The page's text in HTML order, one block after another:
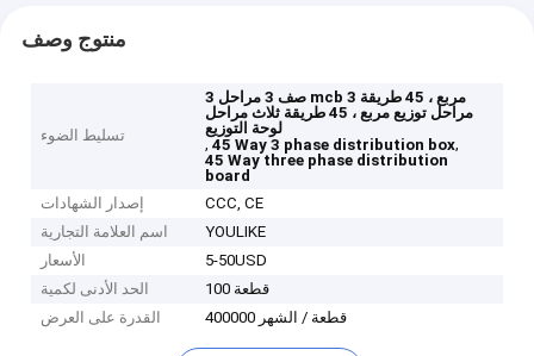
منتوج وصف
تسليط الضوء
3 صف 3 مراحل mcb مربع ، 45 طريقة 3
مراحل توزيع مربع ، 45 طريقة ثلاث مراحل
لوحة التوزيع
,45 Way 3 phase distribution box,
45 Way three phase distribution
board
إصدار الشهادات
CCC, CE
اسم العلامة التجارية
YOULIKE
الأسعار
5-50USD
الحد الأدنى لكمية
100 قطعة
القدرة على العرض
400000 قطعة / الشهر